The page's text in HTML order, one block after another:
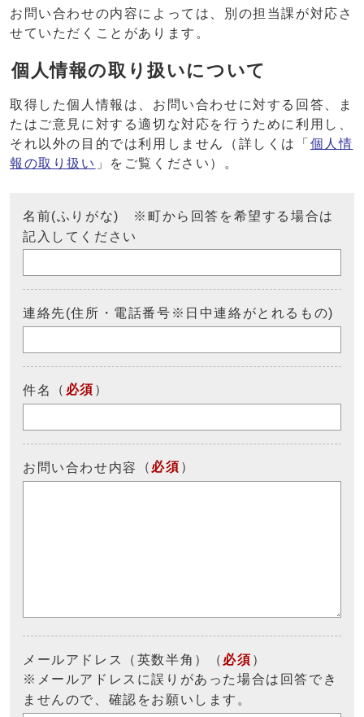
お問い合わせの内容によっては、別の担当課が対応さ
せていただくことがあります。
個人情報の取り扱いについて
取得した個人情報は、お問い合わせに対する回答、ま
たはご意見に対する適切な対応を行うために利用し、
それ以外の目的では利用しません（詳しくは「 個人情
報の取り扱い 」をご覧ください）。
名前(ふりがな) ※町から回答を希望する場合は
記入してください
連絡先(住所・電話番号※日中連絡がとれるもの)
件名 （ 必須 ）
お問い合わせ内容 （ 必須 ）
メールアドレス（英数半角）（ 必須 ）
※メールアドレスに誤りがあった場合は回答でき
ませんので、確認をお願いします。